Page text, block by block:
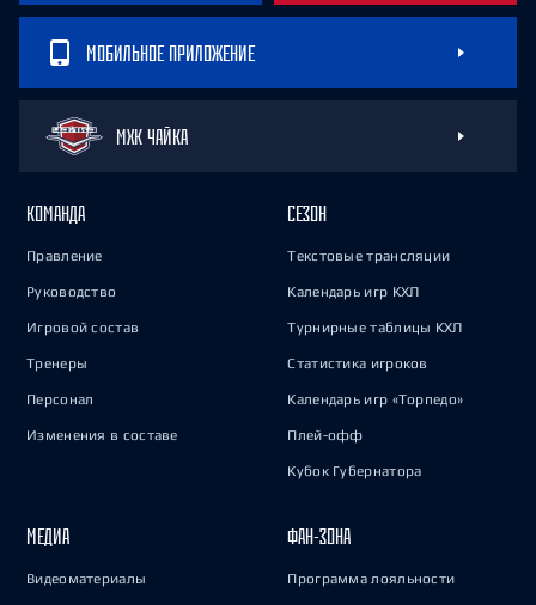
МОБИЛЬНОЕ ПРИЛОЖЕНИЕ
МХК ЧАЙКА
КОМАНДА
Правление
Руководство
Игровой состав
Тренеры
Персонал
Изменения в составе
СЕЗОН
Текстовые трансляции
Календарь игр КХЛ
Турнирные таблицы КХЛ
Статистика игроков
Календарь игр «Торпедо»
Плей-офф
Кубок Губернатора
МЕДИА
Видеоматериалы
ФАН-ЗОНА
Программа лояльности